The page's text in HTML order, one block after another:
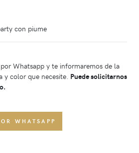
con piume
Whatsapp y te informaremos de la
y color que necesite. Puede solicitarnos
WHATSAPP